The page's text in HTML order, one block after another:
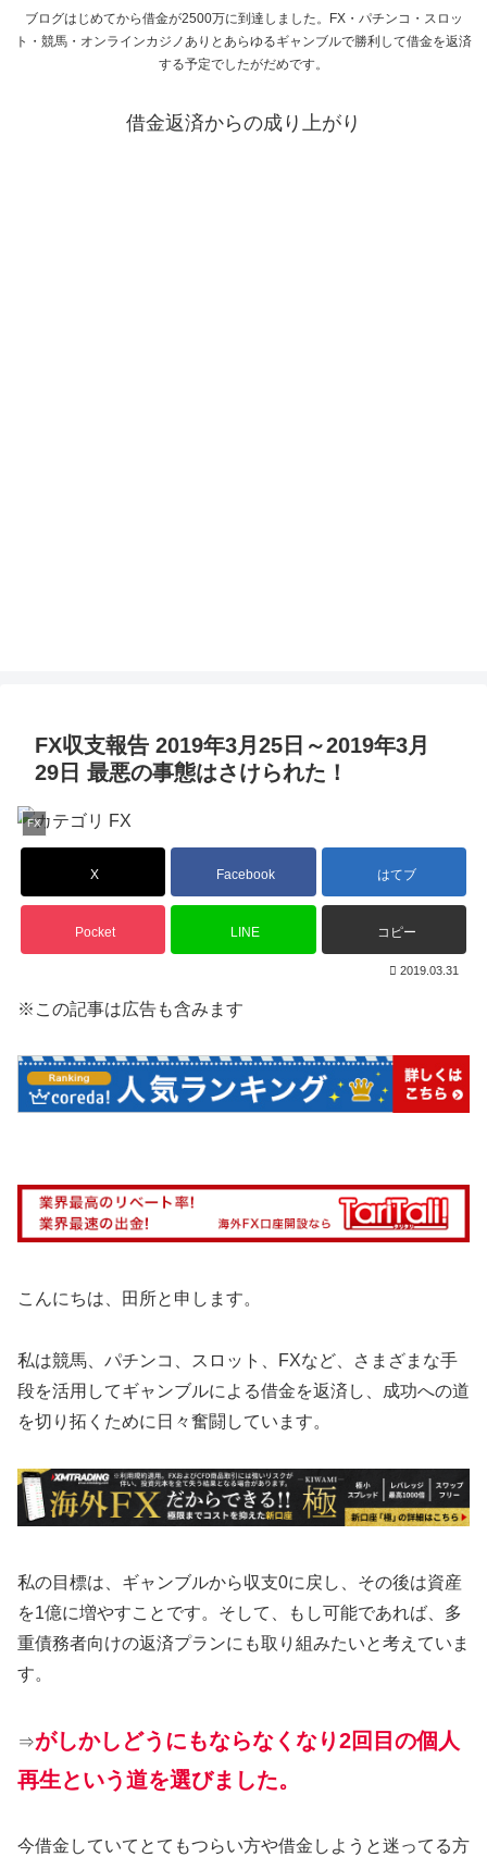
ブログはじめてから借金が2500万に到達しました。FX・パチンコ・スロッ
ト・競馬・オンラインカジノありとあらゆるギャンブルで勝利して借金を返済
する予定でしたがだめです。
借金返済からの成り上がり
FX収支報告 2019年3月25日～2019年3月
29日 最悪の事態はさけられた！
FX
X Facebook はてブ
Pocket LINE コピー
2019.03.31
※この記事は広告も含みます
こんにちは、田所と申します。
私は競馬、パチンコ、スロット、FXなど、さまざまな手
段を活用してギャンブルによる借金を返済し、成功への道
を切り拓くために日々奮闘しています。
私の目標は、ギャンブルから収支0に戻し、その後は資産
を1億に増やすことです。そして、もし可能であれば、多
重債務者向けの返済プランにも取り組みたいと考えていま
す。
⇒がしかしどうにもならなくなり2回目の個人
再生という道を選びました。
今借金していてとてもつらい方や借金しようと迷ってる方